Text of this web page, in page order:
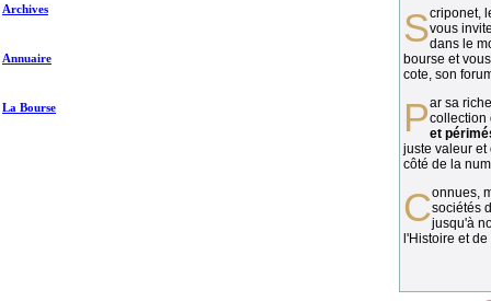
Archives
Annuaire
La Bourse
vous
dans le
bourse et
cote, son
Par sa richesse et sa diversité, lacollection
et
juste valeur et
côté de la
Connues, méconnues, ou inconnues, lessociétés
jusqu'à
l'Histoire et